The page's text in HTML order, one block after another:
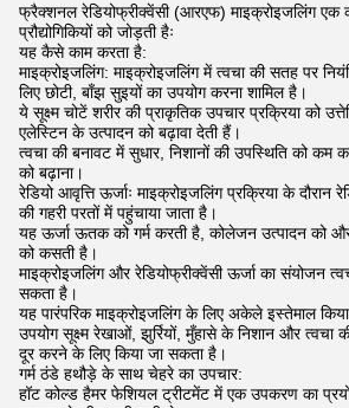
फ्रैक्शनल रेडियोफ्रीक्वेंसी (आरएफ) माइक्रोइजलिंग एक
प्रौद्योगिकियों को जोड़ती हैः
यह कैसे काम करता है:
माइक्रोइजलिंग: माइक्रोइजलिंग में त्वचा की सतह पर
लिए छोटी, बाँझ सुइयों का उपयोग करना शामिल है।
ये सूक्ष्म चोटें शरीर की प्राकृतिक उपचार प्रक्रिया को
एलेस्टिन के उत्पादन को बढ़ावा देती हैं।
त्वचा की बनावट में सुधार, निशानों की उपस्थिति को कम
को बढ़ाना।
रेडियो आवृत्ति ऊर्जाः माइक्रोइजलिंग प्रक्रिया के दौरान
की गहरी परतों में पहुंचाया जाता है।
यह ऊर्जा ऊतक को गर्म करती है, कोलेजन उत्पादन को
को कसती है।
माइक्रोइजलिंग और रेडियोफ्रीक्वेंसी ऊर्जा का संयोजन
सकता है।
यह पारंपरिक माइक्रोइजलिंग के लिए अकेले इस्तेमाल
उपयोग सूक्ष्म रेखाओं, झुर्रियों, मुँहासे के निशान और त्वचा
दूर करने के लिए किया जा सकता है।
गर्म ठंडे हथौड़े के साथ चेहरे का उपचार:
हॉट कोल्ड हैमर फेशियल ट्रीटमेंट में एक उपकरण का